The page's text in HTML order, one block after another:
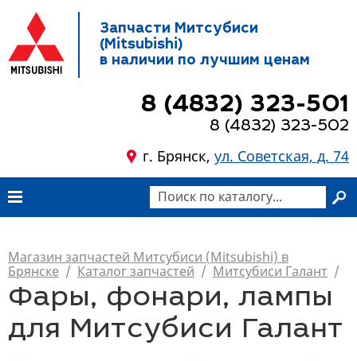
Запчасти Митсубиси
(Mitsubishi)
в наличии по лучшим ценам
8 (4832) 323-501
8 (4832) 323-502
г. Брянск, ул. Советская, д. 74
Магазин запчастей Митсубиси (Mitsubishi) в
Брянске / Каталог запчастей / Митсубиси Галант /
Фары, фонари, лампы
для Митсубиси Галант